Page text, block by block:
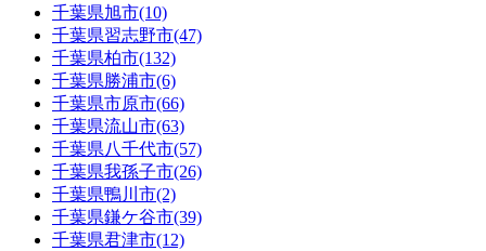
千葉県旭市(10)
千葉県習志野市(47)
千葉県柏市(132)
千葉県勝浦市(6)
千葉県市原市(66)
千葉県流山市(63)
千葉県八千代市(57)
千葉県我孫子市(26)
千葉県鴨川市(2)
千葉県鎌ケ谷市(39)
千葉県君津市(12)